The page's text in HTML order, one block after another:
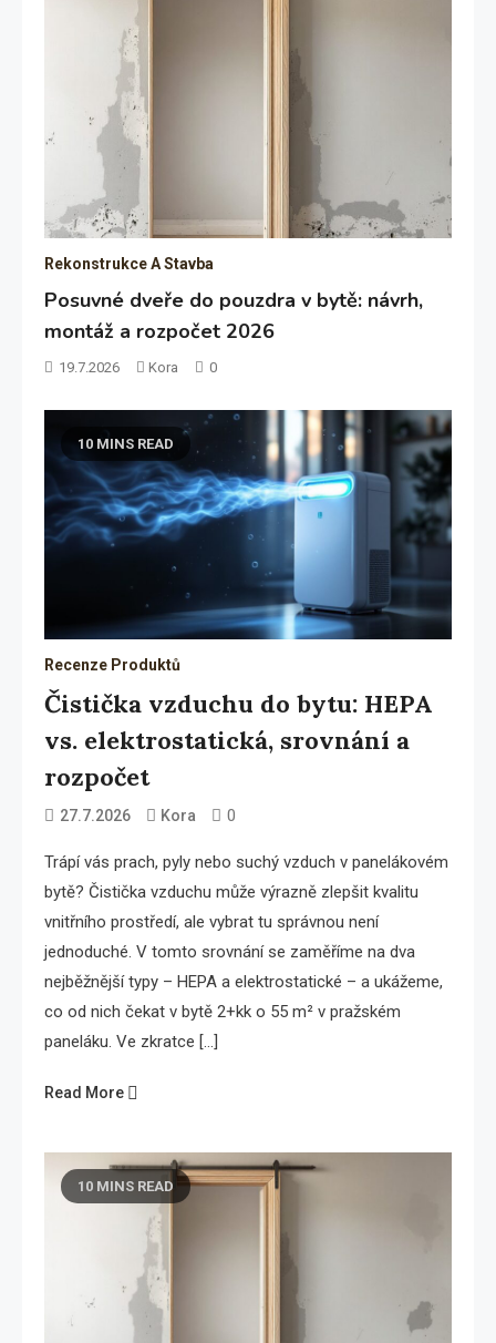
Rekonstrukce A Stavba
Posuvné dveře do pouzdra v bytě: návrh,
montáž a rozpočet 2026
19.7.2026 Kora 0
10 MINS READ
Recenze Produktů
Čistička vzduchu do bytu: HEPA
vs. elektrostatická, srovnání a
rozpočet
27.7.2026 Kora 0
Trápí vás prach, pyly nebo suchý vzduch v panelákovém
bytě? Čistička vzduchu může výrazně zlepšit kvalitu
vnitřního prostředí, ale vybrat tu správnou není
jednoduché. V tomto srovnání se zaměříme na dva
nejběžnější typy – HEPA a elektrostatické – a ukážeme,
co od nich čekat v bytě 2+kk o 55 m² v pražském
paneláku. Ve zkratce […]
Read More
10 MINS READ